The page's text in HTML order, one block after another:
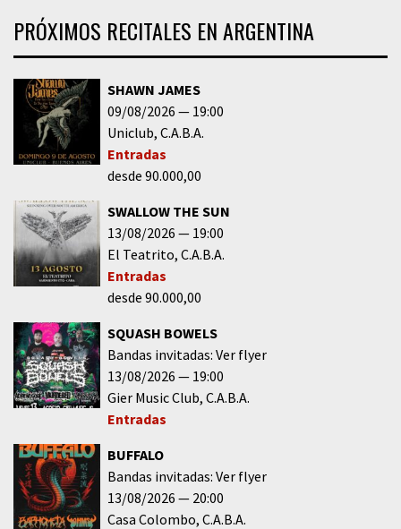
PRÓXIMOS RECITALES EN ARGENTINA
SHAWN JAMES
09/08/2026
19:00
Uniclub C.A.B.A.
Entradas
desde 90.000,00
SWALLOW THE SUN
13/08/2026
19:00
El Teatrito C.A.B.A.
Entradas
desde 90.000,00
SQUASH BOWELS
Bandas invitadas: Ver flyer
13/08/2026
19:00
Gier Music Club C.A.B.A.
Entradas
BUFFALO
Bandas invitadas: Ver flyer
13/08/2026
20:00
Casa Colombo C.A.B.A.